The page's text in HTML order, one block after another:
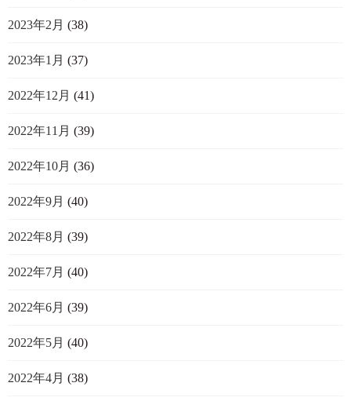
2023年2月 (38)
2023年1月 (37)
2022年12月 (41)
2022年11月 (39)
2022年10月 (36)
2022年9月 (40)
2022年8月 (39)
2022年7月 (40)
2022年6月 (39)
2022年5月 (40)
2022年4月 (38)